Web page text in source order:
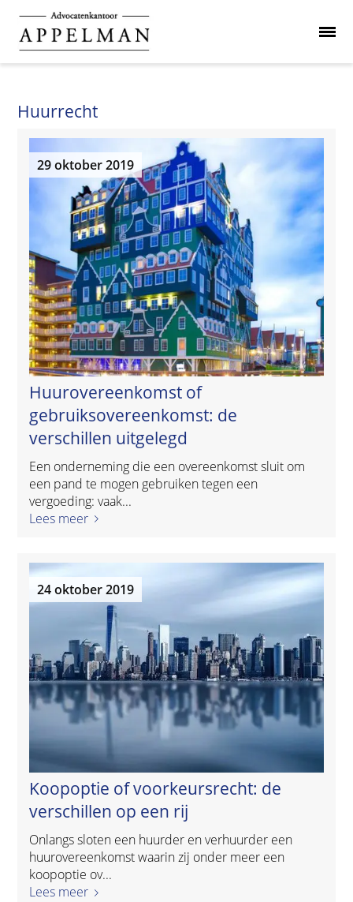
Huurrecht
Huurovereenkomst of
gebruiksovereenkomst: de
verschillen uitgelegd
29 oktober 2019
Een onderneming die een overeenkomst sluit om
een pand te mogen gebruiken tegen een
vergoeding: vaak...
Lees meer
Koopoptie of voorkeursrecht: de
verschillen op een rij
24 oktober 2019
Onlangs sloten een huurder en verhuurder een
huurovereenkomst waarin zij onder meer een
koopoptie ov...
Lees meer